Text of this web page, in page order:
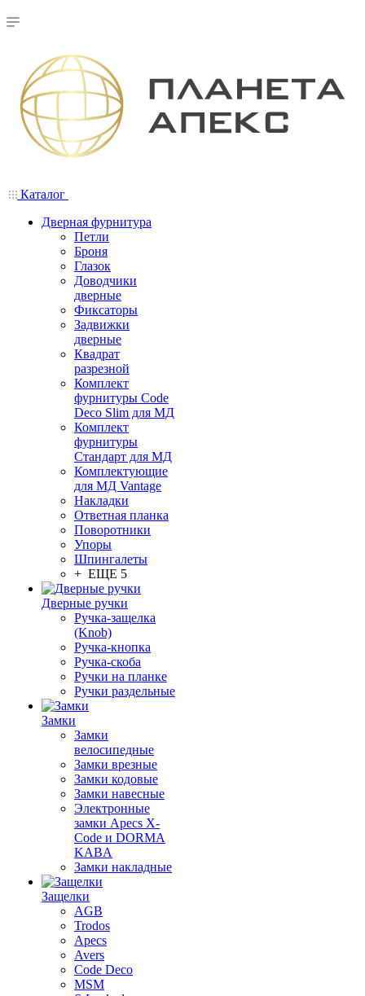
Каталог
Дверная фурнитура
Петли
Броня
Глазок
Доводчики
дверные
Фиксаторы
Задвижки
дверные
Квадрат
разрезной
Комплект
фурнитуры Code
Deco Slim для МД
Комплект
фурнитуры
Стандарт для МД
Комплектующие
для МД Vantage
Накладки
Ответная планка
Поворотники
Упоры
Шпингалеты
+ ЕЩЕ 5
Дверные ручки
Ручка-защелка
(Knob)
Ручка-кнопка
Ручка-скоба
Ручки на планке
Ручки раздельные
Замки
Замки
велосипедные
Замки врезные
Замки кодовые
Замки навесные
Электронные
замки Apecs X-
Code и DORMA
KABA
Замки накладные
Защелки
AGB
Trodos
Apecs
Avers
Code Deco
MSM